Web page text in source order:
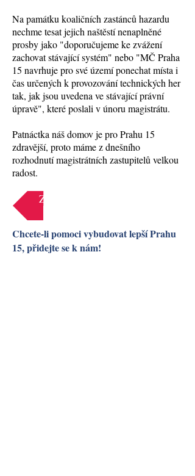
Na památku koaličních zastánců hazardu
nechme tesat jejich naštěstí nenaplněné
prosby jako "doporučujeme ke zvážení
zachovat stávající systém" nebo "MČ Praha
15 navrhuje pro své území ponechat místa i
čas určených k provozování technických her
tak, jak jsou uvedena ve stávající právní
úpravě", které poslali v únoru magistrátu.
Patnáctka náš domov je pro Prahu 15
zdravější, proto máme z dnešního
rozhodnutí magistrátních zastupitelů velkou
radost.
Zpět
Chcete-li pomoci vybudovat lepší Prahu
15, přidejte se k nám!